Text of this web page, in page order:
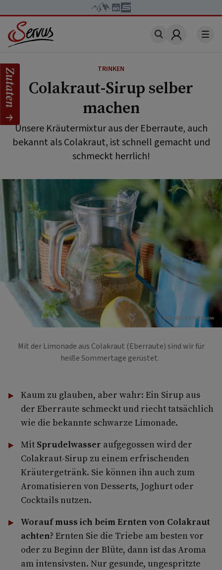
Account
TRINKEN
Colakraut-Sirup selber
machen
Unsere Kräutermixtur aus der Eberraute, auch
bekannt als Colakraut, ist schnell gemacht und
schmeckt herrlich!
Foto: Katharina Gossow
Mit der Limonade aus Colakraut (Eberraute) sind wir für
heiße Sommertage gerüstet.
Kaum zu glauben, aber wahr: Ein Sirup aus
der Eberraute schmeckt und riecht tatsächlich
wie die bekannte schwarze Limonade.
Mit Sprudelwasser aufgegossen wird der
Colakraut-Sirup zu einem erfrischenden
Kräutergetränk. Sie können ihn auch zum
Aromatisieren von Desserts, Joghurt oder
Cocktails nutzen.
Worauf muss ich beim Ernten von Colakraut
achten? Ernten Sie die Triebe am besten vor
oder zu Beginn der Blüte, dann ist das Aroma
am intensivsten. Nur gesunde, ungespritzte
Zutaten